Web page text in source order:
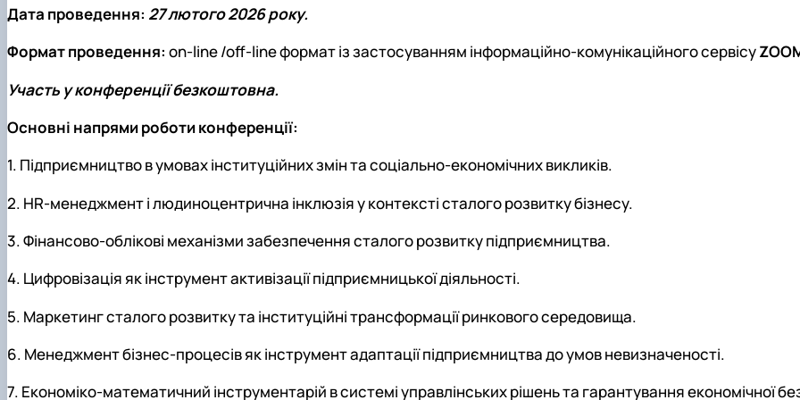
Дата проведення: 27 лютого 2026 року.
Формат проведення: on-line /off-line формат із застосуванням інформаційно-комунікаційного сервісу
Участь у конференції безкоштовна.
Основні напрями роботи конференції:
1. Підприємництво в умовах інституційних змін та соціально-економічних викликів.
2. HR-менеджмент і людиноцентрична інклюзія у контексті сталого розвитку бізнесу.
3. Фінансово-облікові механізми забезпечення сталого розвитку підприємництва.
4. Цифровізація як інструмент активізації підприємницької діяльності.
5. Маркетинг сталого розвитку та інституційні трансформації ринкового середовища.
6. Менеджмент бізнес-процесів як інструмент адаптації підприємництва до умов невизначеності.
7. Економіко-математичний інструментарій в системі управлінських рішень та гарантування економічної